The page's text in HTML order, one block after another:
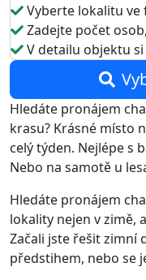
Vyberte lokalitu ve
Zadejte počet
V detailu objektu
Hledáte pronájem
krasu? Krásné místo
celý týden. Nejlépe s
Nebo na samotě u
Hledáte pronájem
lokality nejen v zimě,
Začali jste řešit zimní
předstihem, nebo se